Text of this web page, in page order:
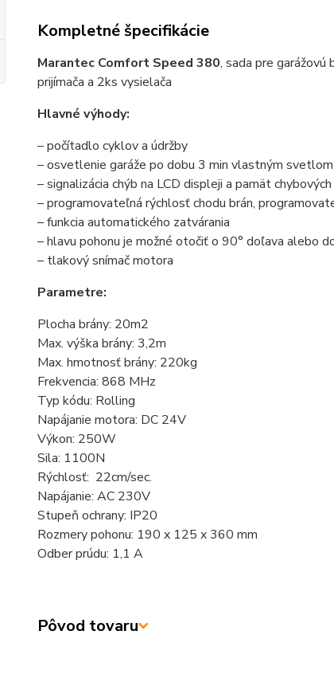
Kompletné špecifikácie
Marantec Comfort Speed 380, sada pre garážovú
prijímača a 2ks vysielača
Hlavné výhody:
– počítadlo cyklov a údržby
– osvetlenie garáže po dobu 3 min vlastným
– signalizácia chýb na LCD displeji a pamät
– programovateľná rýchlosť chodu brán,
– funkcia automatického zatvárania
– hlavu pohonu je možné otočiť o 90° doľava alebo
– tlakový snímač motora
Parametre:
Plocha brány: 20m2
Max. výška brány: 3,2m
Max. hmotnosť brány: 220kg
Frekvencia: 868 MHz
Typ kódu: Rolling
Napájanie motora: DC 24V
Výkon: 250W
Sila: 1100N
Rýchlosť: 22cm/sec.
Napájanie: AC 230V
Stupeň ochrany: IP20
Rozmery pohonu: 190 x 125 x 360 mm
Odber prúdu: 1,1 A
Pôvod tovaru